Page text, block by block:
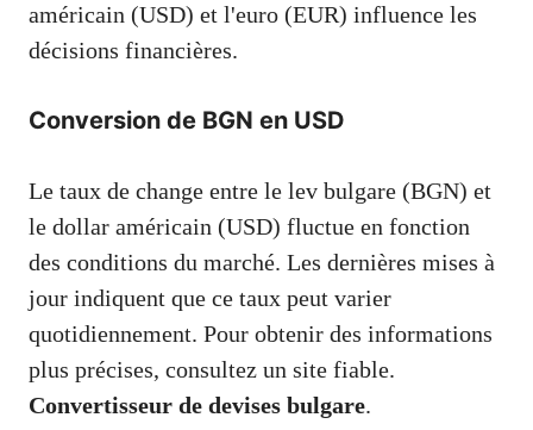
américain (USD) et l'euro (EUR) influence les
décisions financières.
Conversion de BGN en USD
Le taux de change entre le lev bulgare (BGN) et
le dollar américain (USD) fluctue en fonction
des conditions du marché. Les dernières mises à
jour indiquent que ce taux peut varier
quotidiennement. Pour obtenir des informations
plus précises, consultez un site fiable.
Convertisseur de devises bulgare.